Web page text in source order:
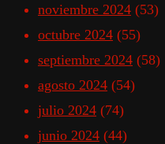
noviembre 2024 (53)
octubre 2024 (55)
septiembre 2024 (58)
agosto 2024 (54)
julio 2024 (74)
junio 2024 (44)